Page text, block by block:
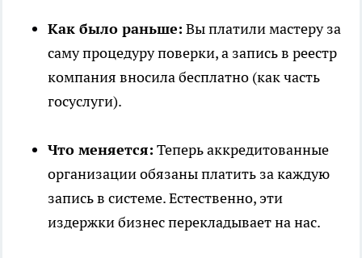
Как было раньше: Вы платили мастеру за
саму процедуру поверки, а запись в реестр
компания вносила бесплатно (как часть
госуслуги).
Что меняется: Теперь аккредитованные
организации обязаны платить за каждую
запись в системе. Естественно, эти
издержки бизнес перекладывает на нас.